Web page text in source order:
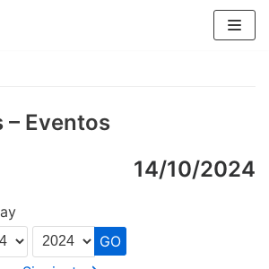
Eventos
14/10/2024